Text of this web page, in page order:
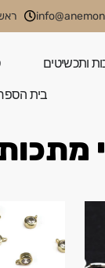
ראשון
ותכשיטים
בית הספר